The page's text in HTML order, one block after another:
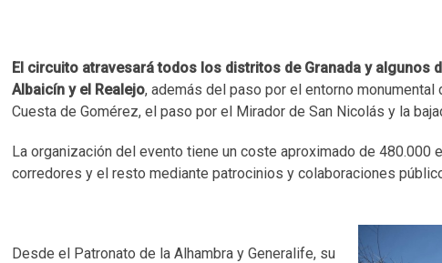
El circuito atravesará todos los distritos de Granada y
Albaicín y el Realejo, además del paso por el entorno
Cuesta de Gomérez, el paso por el Mirador de San Nicolás y la
La organización del evento tiene un coste aproximado de
corredores y el resto mediante patrocinios y colaboraciones
Desde el Patronato de la Alhambra y Generalife, su